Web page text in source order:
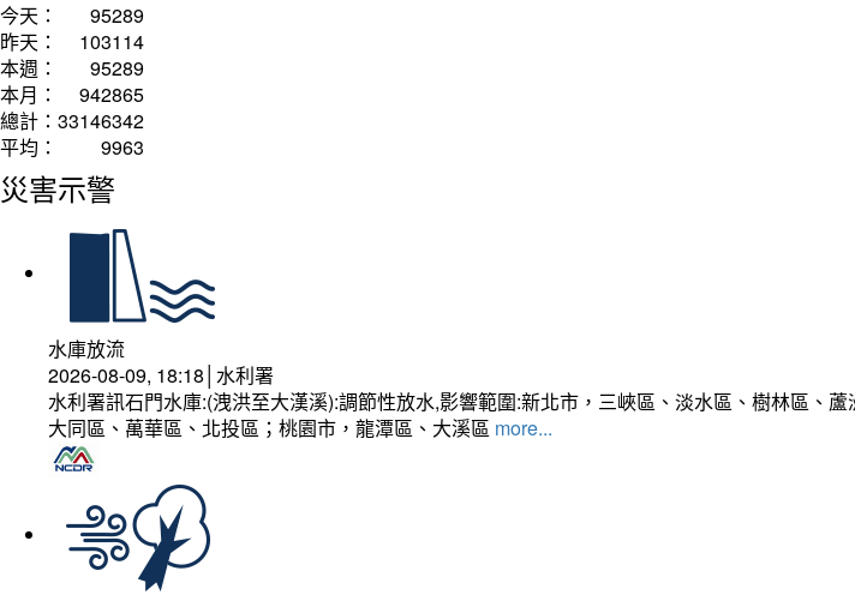
今天：
95289
昨天：
103114
本週：
95289
本月：
942865
總計： 33146342
平均：
9963
災害示警
水庫放流
2026-08-09, 18:18│水利署
水利署訊石門水庫:(洩洪至大漢溪):調節性放水,影響範圍:新北市，三峽區、淡水區、樹林區、
大同區、萬華區、北投區；桃園市，龍潭區、大溪區 more...